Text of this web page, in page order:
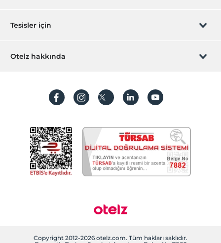
Sıkça sorulan sorular
İşlem rehberi
Hediye Kart
Hesap oluştur
Tesisler için
Hemen tesisinizi ekleyin
Otelz hakkında
Koşullar ve şartlar
Aydınlatma metni
Çerez politikamız
Copyright 2012-2026 otelz.com. Tüm hakları saklıdır.